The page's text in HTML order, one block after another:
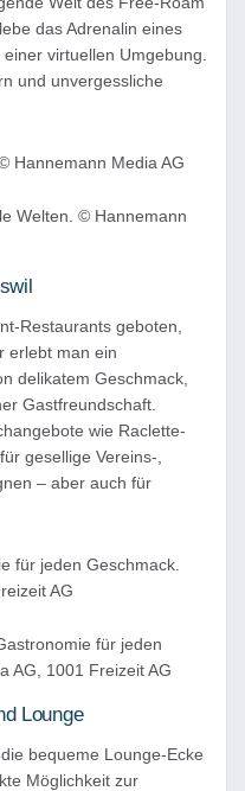
das Adrenalin eines
virtuellen Umgebung.
und unvergessliche
Welten. © Hannemann
Restaurants geboten,
erlebt man ein
delikatem Geschmack,
Gastfreundschaft.
wie Raclette-
gesellige Vereins-,
– aber auch für
für jeden
AG, 1001 Freizeit AG
Lounge
bequeme Lounge-Ecke
Möglichkeit zur